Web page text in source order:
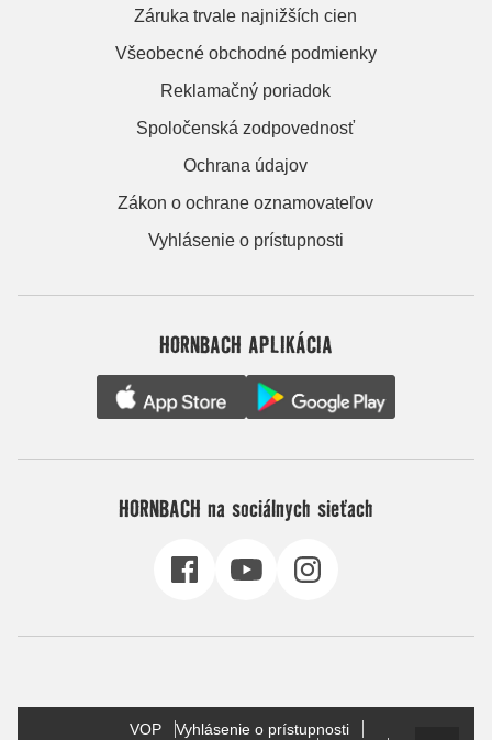
Záruka trvale najnižších cien
Všeobecné obchodné podmienky
Reklamačný poriadok
Spoločenská zodpovednosť
Ochrana údajov
Zákon o ochrane oznamovateľov
Vyhlásenie o prístupnosti
HORNBACH APLIKÁCIA
HORNBACH na sociálnych sieťach
VOP
Vyhlásenie o prístupnosti